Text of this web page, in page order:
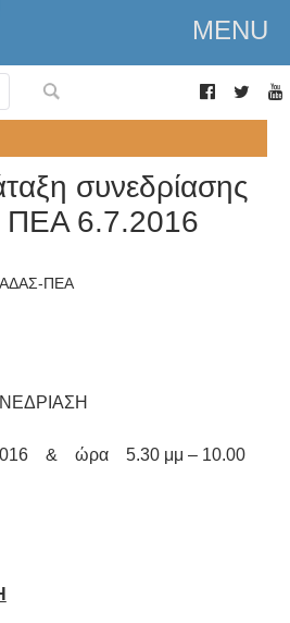
MENU
συνεδρίασης
6.7.2016
ΠΕΑ
& ώρα 5.30 μμ – 10.00